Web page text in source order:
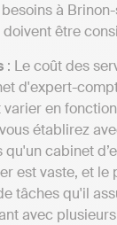
à
être
: Le coût des
d'expert-
en
établirez
qu'un cabinet
est vaste, et le
tâches qu'il
avec